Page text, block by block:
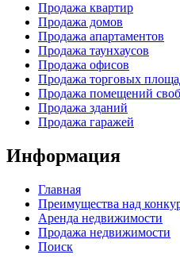
Продажа квартир
Продажа домов
Продажа апартаментов
Продажа таунхаусов
Продажа офисов
Продажа торговых
Продажа помещений
Продажа зданий
Продажа гаражей
Информация
Главная
Преимущества над
Аренда недвижимости
Продажа недвижимости
Поиск